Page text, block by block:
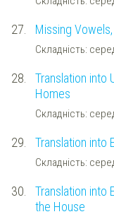
27. Missing
Складність:
28.
Translation into
Homes
Складність:
29. Translation into
Складність:
30.
Translation into
the House